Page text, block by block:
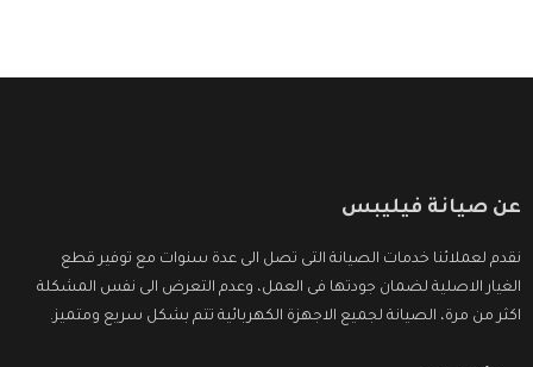
عن صيانة فيليبس
نقدم لعملائنا خدمات الصيانة التى تصل الى عدة سنوات مع توفير قطع
الغيار الاصلية لضمان جودتها فى العمل، وعدم التعرض الى نفس المشكلة
اكثر من مرة، الصيانة لجميع الاجهزة الكهربائية تتم بشكل سريع ومتميز.